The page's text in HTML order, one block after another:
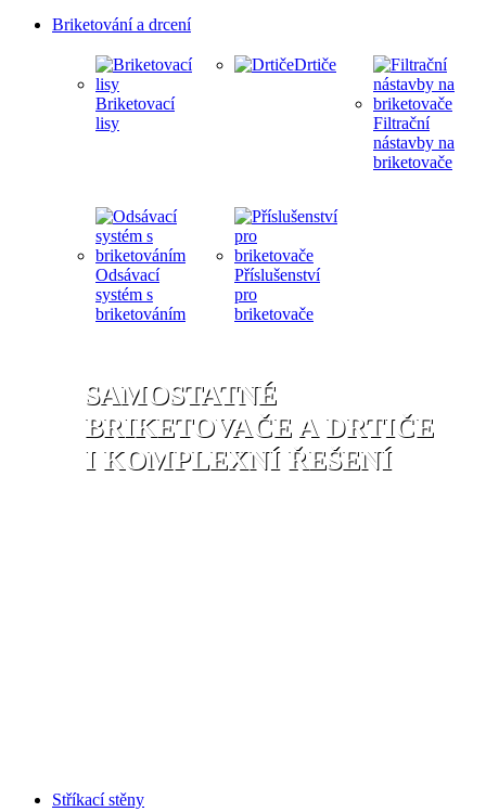
Briketování a drcení
Briketovací
lisy
Drtiče
Filtrační
nástavby na
briketovače
Odsávací
systém s
briketováním
Příslušenství
pro
briketovače
SAMOSTATNÉ
BRIKETOVAČE A DRTIČE
I KOMPLEXNÍ ŘEŠENÍ
Stříkací stěny